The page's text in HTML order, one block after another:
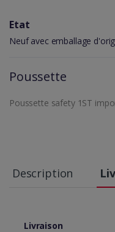
Etat
Neuf avec emballage
Poussette
Poussette safety 1ST
Description
Livraison